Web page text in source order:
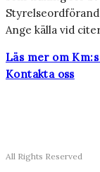
Ange källa vid
Läs mer om
Kontakta oss
All Rights Reserved